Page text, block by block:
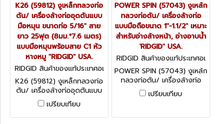
K26 (59812) งูเหล็กทลวงท่อ
ตัน/ เครื่องล้างท่ออุดตันแบบ
มือหมุน ขนาดท่อ 5/16" สาย
ยาว 25ฟุต (8มม.*7.6 เมตร)
แบบมือหมุนพร้อมสาย C1 หัว
หางหมู "RIDGID" USA.
RIDGID สินค้าของแท้ประเทศอเ
มริกา K-26 (59812)
K26 (59812) งูเหล็กทลวงท่อ
ตัน/ เครื่องล้างท่ออุดตันแบบ
มือหมุน ขนาดท่อ 5/16" สาย
ยาว 25ฟุต (8มม.*7.6 เมตร)
แบบมือหมุนพร้อมสาย C1 หัว
เปรียบเทียบ
POWER SPIN (57043) งูเหล้ก
ทลวงท่อตัน/ เครื่องล้างท่อ
แบบมือถือขนาด 1"-1.1/2" เหมาะ
สำหรับอ่างล้างหน้า, อ่างอาบน้ำ
'RIDGID" USA.
RIDGID สินค้าของแท้ประเทศอเ
มริกา POWER SPIN
POWER SPIN (57043) งูเหล้ก
ทลวงท่อตัน/ เครื่องล้างท่อ
แบบมือถือขนาด 1"-1.1/2" เหมาะ
สำหรับอ่างล้างหน้า, อ่างอาบน้ำ
เปรียบเทียบ